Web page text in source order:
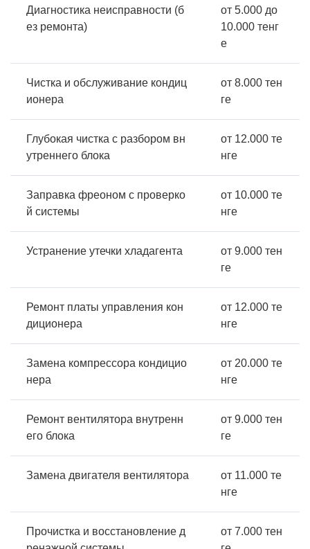
Диагностика неисправности (б
ез ремонта)
от 5.000 до
10.000 тенг
е
Чистка и обслуживание кондиц
ионера
от 8.000 тен
ге
Глубокая чистка с разбором вн
утреннего блока
от 12.000 те
нге
Заправка фреоном с проверко
й системы
от 10.000 те
нге
Устранение утечки хладагента
от 9.000 тен
ге
Ремонт платы управления кон
диционера
от 12.000 те
нге
Замена компрессора кондицио
нера
от 20.000 те
нге
Ремонт вентилятора внутренн
его блока
от 9.000 тен
ге
Замена двигателя вентилятора
от 11.000 те
нге
Прочистка и восстановление д
от 7.000 тен